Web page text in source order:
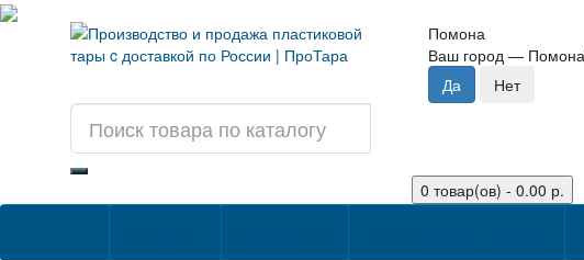
Помона
Ваш город — Помона
0 товар(ов) - 0.00 р.